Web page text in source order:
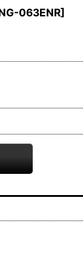
063ENR]